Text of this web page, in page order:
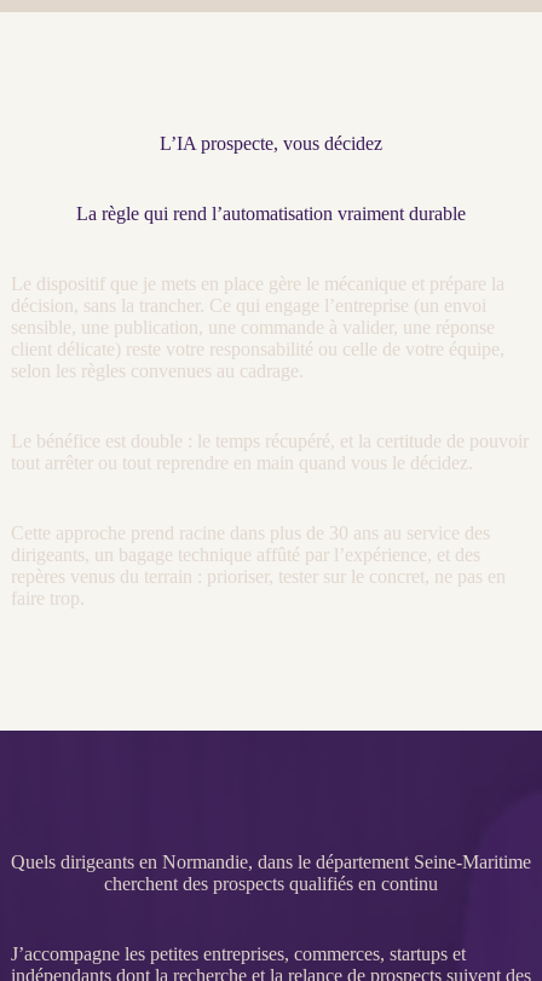
L’IA prospecte, vous décidez
La règle qui rend l’automatisation vraiment durable
Le dispositif que je mets en place gère le mécanique et prépare la
décision, sans la trancher. Ce qui engage l’entreprise (un envoi
sensible, une publication, une commande à valider, une réponse
client délicate) reste votre responsabilité ou celle de votre équipe,
selon les règles convenues au cadrage.
Le bénéfice est double : le temps récupéré, et la certitude de pouvoir
tout arrêter ou tout reprendre en main quand vous le décidez.
Cette approche prend racine dans plus de 30 ans au service des
dirigeants, un bagage technique affûté par l’expérience, et des
repères venus du terrain : prioriser, tester sur le concret, ne pas en
faire trop.
Quels dirigeants en Normandie, dans le département Seine-Maritime
cherchent des prospects qualifiés en continu
J’accompagne les petites entreprises, commerces, startups et
indépendants dont la recherche et la relancede prospectssuivent des